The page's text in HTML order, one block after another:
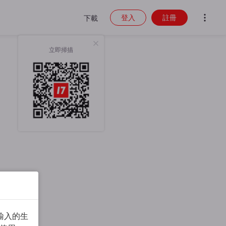
下載
立即掃描
登入 註冊
入的生